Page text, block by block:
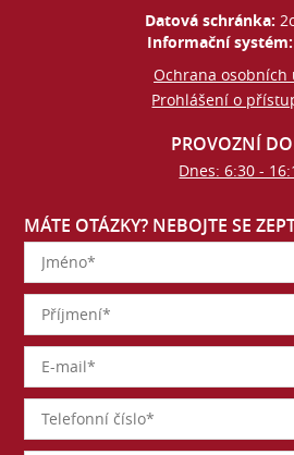
Datová schránka:
Informační
Ochrana osobních
Prohlášení o
PROVOZNÍ
Dnes: 6:30 -
MÁTE OTÁZKY? NEBOJTE SE